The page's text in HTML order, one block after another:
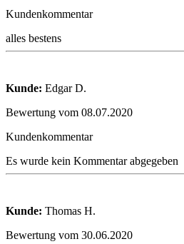
Kundenkommentar
alles bestens
Kunde: Edgar D.
Bewertung vom 08.07.2020
Kundenkommentar
Es wurde kein Kommentar abgegeben
Kunde: Thomas H.
Bewertung vom 30.06.2020